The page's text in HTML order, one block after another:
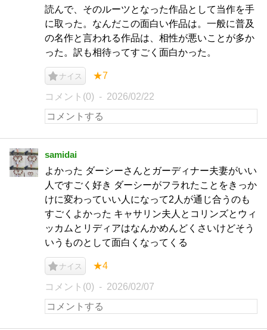
読んで、そのルーツとなった作品として当作を手
に取った。なんだこの面白い作品は。一般に普及
の名作と言われる作品は、相性が悪いことが多か
った。訳も相待ってすごく面白かった。
ナイス ★7
コメント(0) 2026/02/22
samidai
よかった ダーシーさんとガーディナー夫妻がいい
人ですごく好き ダーシーがフラれたことをきっか
けに変わっていい人になって2人が通じ合うのも
すごくよかった キャサリン夫人とコリンズとウィ
ッカムとリディアはなんかめんどくさいけどそう
いうものとして面白くなってくる
ナイス ★4
コメント(0) 2026/02/07